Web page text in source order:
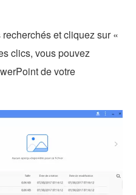
et cliquez sur «
clics, vous pouvez
de votre